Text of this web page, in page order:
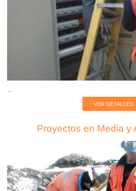
VER DETALLES
Proyectos en Media y